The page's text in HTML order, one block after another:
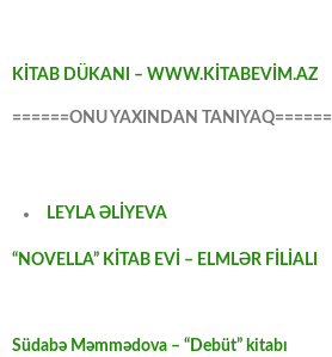
KİTAB DÜKANI – WWW.KİTABEVİM.AZ
======ONU YAXINDAN TANIYAQ======
LEYLA ƏLİYEVA
“NOVELLA” KİTAB EVİ – ELMLƏR FİLİALI
Südabə Məmmədova – “Debüt” kitabı